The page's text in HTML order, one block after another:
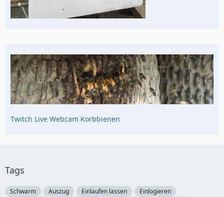
Twitch Live Webcam Korbbienen
Tags
Schwarm Auszug Einlaufen lassen
Einlogieren